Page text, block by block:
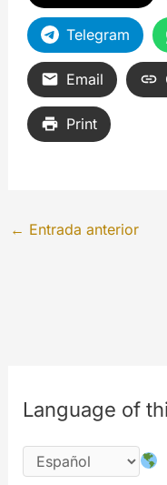
Telegram
Email
Print
← Entrada anterior
Language of